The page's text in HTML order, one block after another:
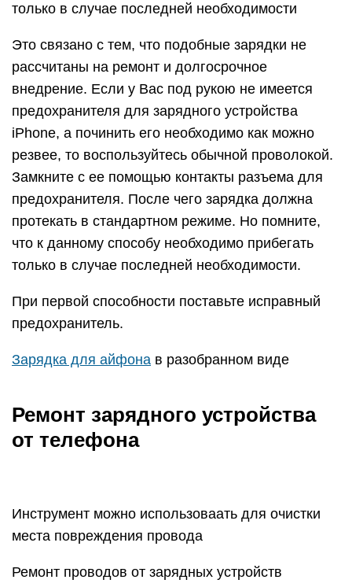
только в случае последней необходимости
Это связано с тем, что подобные зарядки не
рассчитаны на ремонт и долгосрочное
внедрение. Если у Вас под рукою не имеется
предохранителя для зарядного устройства
iPhone, а починить его необходимо как можно
резвее, то воспользуйтесь обычной проволокой.
Замкните с ее помощью контакты разъема для
предохранителя. После чего зарядка должна
протекать в стандартном режиме. Но помните,
что к данному способу необходимо прибегать
только в случае последней необходимости.
При первой способности поставьте исправный
предохранитель.
Зарядка для айфона в разобранном виде
Ремонт зарядного устройства
от телефона
Инструмент можно использоваать для очистки
места повреждения провода
Ремонт проводов от зарядных устройств